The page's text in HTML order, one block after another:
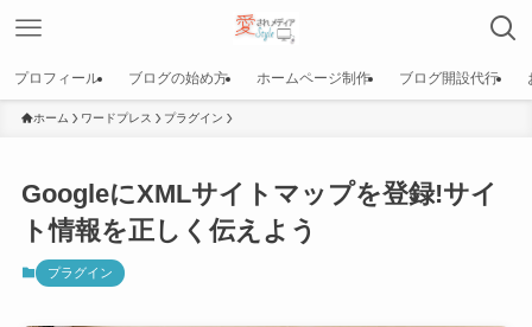
プロフィール ブログの始め方 ホームページ制作 ブログ開設代行
ホーム ワードプレス プラグイン
GoogleにXMLサイトマップを登録!サイ
ト情報を正しく伝えよう
プラグイン